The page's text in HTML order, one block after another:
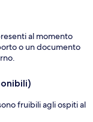
al momento
o un documento
fruibili agli ospiti al